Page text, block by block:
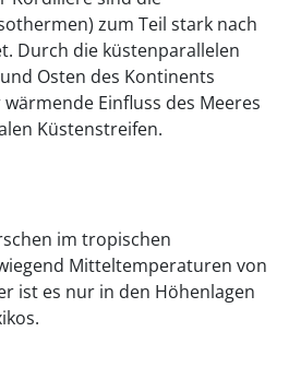
zum Teil stark nach
Durch die küstenparallelen
Osten des Kontinents
Einfluss des Meeres
Küstenstreifen.
im tropischen
Mitteltemperaturen von
ist es nur in den Höhenlagen